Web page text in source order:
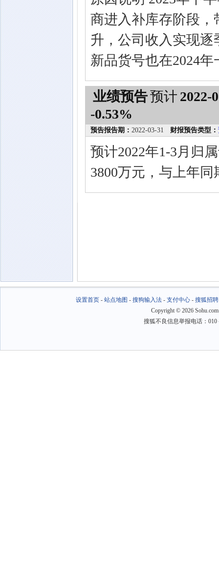
商进入补库存阶段
升，公司收入实现逐
新品货号也在2024
业绩预告预计 2022-
-0.53%
预告报告期： 2022-03-31 财报预告类型：
预计2022年1-3月归
3800万元，与上年同
设置首页- 站点地图 - 搜狗输入法- 支付中心- 搜狐招聘
Copyright © 2026
搜狐不良信息举报电话：010